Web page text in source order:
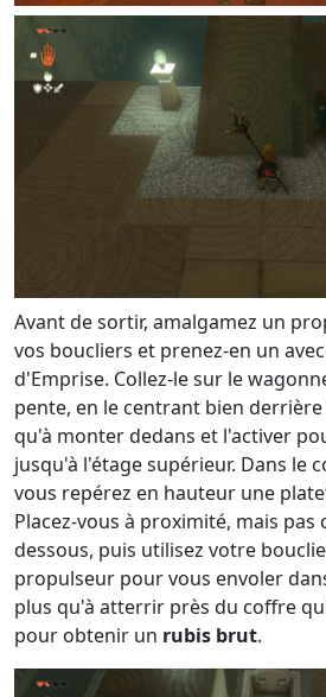
Avant de sortir, amalgamez un
vos boucliers et prenez-en un
d'Emprise. Collez-le sur le
pente, en le centrant bien derrière
qu'à monter dedans et l'activer
jusqu'à l'étage supérieur. Dans le
vous repérez en hauteur une
Placez-vous à proximité, mais
dessous, puis utilisez votre
propulseur pour vous envoler
plus qu'à atterrir près du coffre
pour obtenir un rubis brut.